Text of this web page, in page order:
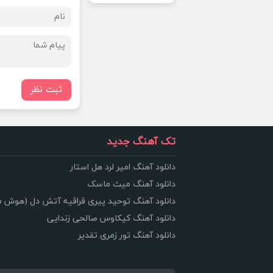
ثبت نظر
تک آهنگ جدید
دانلود آهنگ امیر لرد هل استار
دانلود آهنگ میث ماسک
دانلود آهنگ توحید پیری قراقیه آتش دل
دانلود آهنگ کیکاوس صالحی زندایی
دانلود آهنگ تور زمری تقدیر